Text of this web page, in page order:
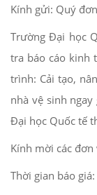
Kính gửi: Quý
Trường Đại học
tra báo cáo kinh
trình: Cải tạo,
nhà vệ sinh
Đại học Quốc tế
Kính mời các
Thời gian báo giá: